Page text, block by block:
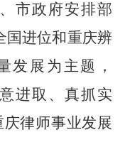
市政府安排部
国进位和重庆辨
发展为主题，
进取、真抓实
律师事业发展